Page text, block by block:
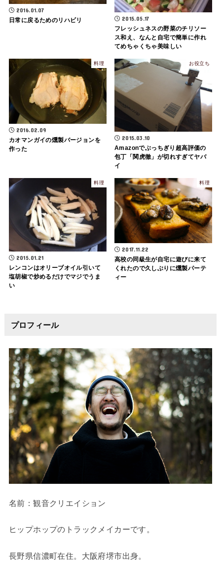
2016.01.07
日常に戻るためのリハビリ 2015.05.17
フレッシュネスの野菜のチリソー
ス和え、なんと自宅で簡単に作れ
てめちゃくちゃ美味しい
料理
2016.02.09
カオマンガイの燻製バージョンを
作った
お役立ち
2015.03.10
Amazonでぶっちぎり超高評価の
包丁「関虎徹」が切れすぎてヤバ
イ
料理
2015.01.21
レンコンはオリーブオイル引いて
塩胡椒で炒めるだけでマジでうま
い
料理
2017.11.22
高校の同級生が自宅に遊びに来て
くれたので久しぶりに燻製パーテ
ィー
プロフィール
名前：観音クリエイション
ヒップホップのトラックメイカーです。
長野県信濃町在住。大阪府堺市出身。